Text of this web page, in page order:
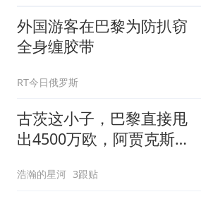
外国游客在巴黎为防扒窃
全身缠胶带
RT今日俄罗斯
古茨这小子，巴黎直接甩
出4500万欧，阿贾克斯愣
浩瀚的星河 3跟贴